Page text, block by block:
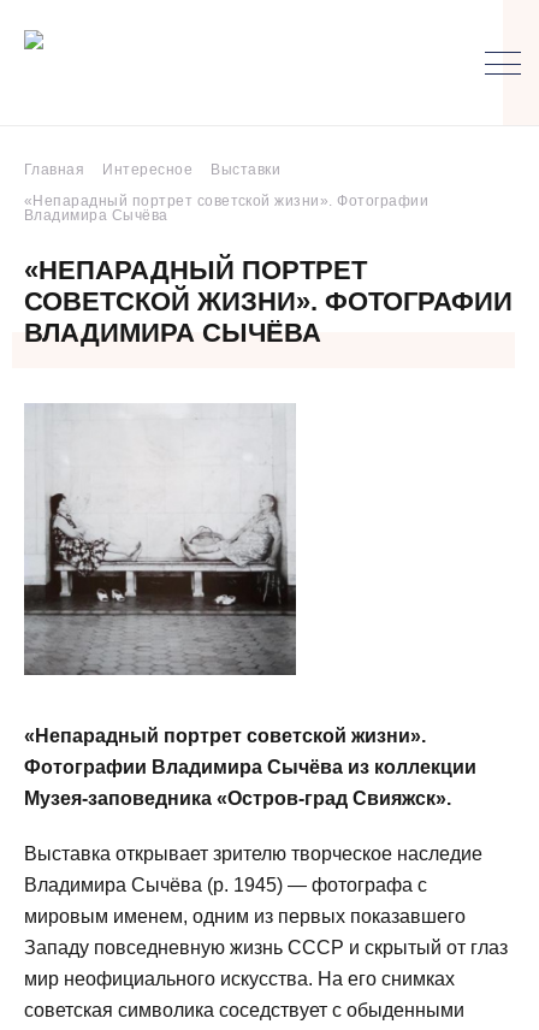
Главная Интересное
Выставки
«Непарадный портрет советской жизни». Фотографии
Владимира Сычёва
«НЕПАРАДНЫЙ ПОРТРЕТ
СОВЕТСКОЙ ЖИЗНИ». ФОТОГРАФИИ
ВЛАДИМИРА СЫЧЁВА
«Непарадный портрет советской жизни».
Фотографии Владимира Сычёва из коллекции
Музея-заповедника «Остров-град Свияжск».
Выставка открывает зрителю творческое наследие
Владимира Сычёва (р. 1945) — фотографа с
мировым именем, одним из первых показавшего
Западу повседневную жизнь СССР и скрытый от глаз
мир неофициального искусства. На его снимках
советская символика соседствует с обыденными